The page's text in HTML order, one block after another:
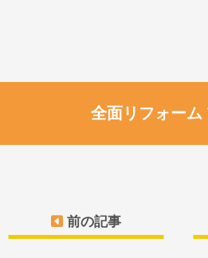
全面リフォーム
前の記事